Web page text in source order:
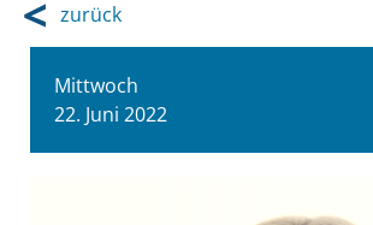
zurück
Mittwoch
22. Juni 2022